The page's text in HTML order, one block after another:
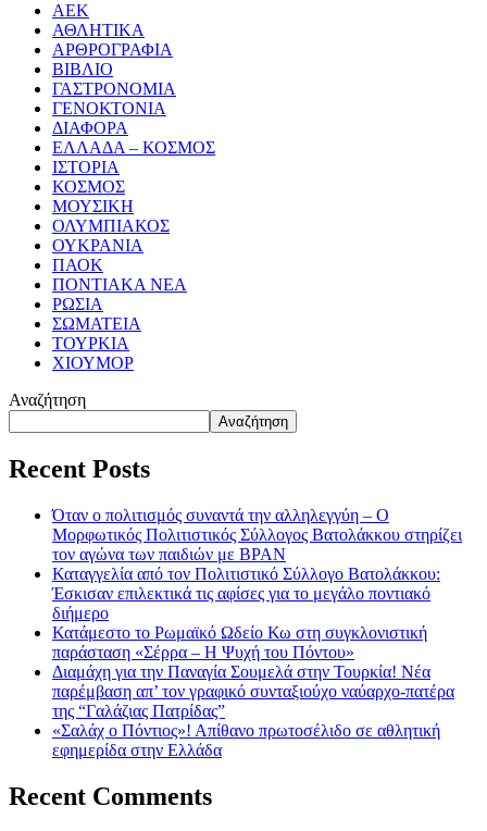
ΑΕΚ
ΑΘΛΗΤΙΚΑ
ΑΡΘΡΟΓΡΑΦΙΑ
ΒΙΒΛΙΟ
ΓΑΣΤΡΟΝΟΜΙΑ
ΓΕΝΟΚΤΟΝΙΑ
ΔΙΑΦΟΡΑ
ΕΛΛΑΔΑ – ΚΟΣΜΟΣ
ΙΣΤΟΡΙΑ
ΚΟΣΜΟΣ
ΜΟΥΣΙΚΗ
ΟΛΥΜΠΙΑΚΟΣ
ΟΥΚΡΑΝΙΑ
ΠΑΟΚ
ΠΟΝΤΙΑΚΑ ΝΕΑ
ΡΩΣΙΑ
ΣΩΜΑΤΕΙΑ
ΤΟΥΡΚΙΑ
ΧΙΟΥΜΟΡ
Αναζήτηση
Αναζήτηση
Recent Posts
Όταν ο πολιτισμός συναντά την αλληλεγγύη – Ο
Μορφωτικός Πολιτιστικός Σύλλογος Βατολάκκου στηρίζει
τον αγώνα των παιδιών με BPAN
Καταγγελία από τον Πολιτιστικό Σύλλογο Βατολάκκου:
Έσκισαν επιλεκτικά τις αφίσες για το μεγάλο ποντιακό
διήμερο
Κατάμεστο το Ρωμαϊκό Ωδείο Κω στη συγκλονιστική
παράσταση «Σέρρα – Η Ψυχή του Πόντου»
Διαμάχη για την Παναγία Σουμελά στην Τουρκία! Νέα
παρέμβαση απ’ τον γραφικό συνταξιούχο ναύαρχο-πατέρα
της “Γαλάζιας Πατρίδας”
«Σαλάχ ο Πόντιος»! Απίθανο πρωτοσέλιδο σε αθλητική
εφημερίδα στην Ελλάδα
Recent Comments